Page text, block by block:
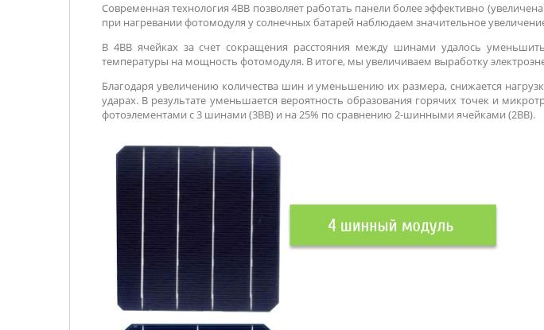
Современная технология 4BB позволяет работать панели более эффективно
при нагревании фотомодуля у солнечных батарей наблюдаем значительное
В 4BB ячейках за счет сокращения расстояния между шинами удалось
температуры на мощность фотомодуля. В итоге, мы увеличиваем выработку
Благодаря увеличению количества шин и уменьшению их размера, снижается
ударах. В результате уменьшается вероятность образования горячих точек и
фотоэлементами с 3 шинами (3ВВ) и на 25% по сравнению 2-шинными ячейками (2ВВ).